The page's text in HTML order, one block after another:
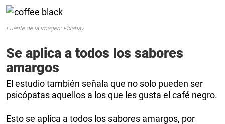
Fuente de la imagen: Pixabay
Se aplica a todos los sabores
amargos
El estudio también señala que no solo pueden ser
psicópatas aquellos a los que les gusta el café negro.
Esto se aplica a todos los sabores amargos, por